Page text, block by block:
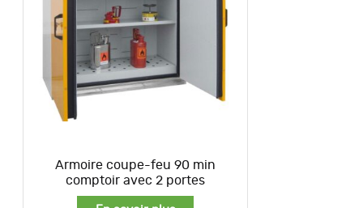
Armoire coupe-feu 90 min
comptoir avec 2 portes